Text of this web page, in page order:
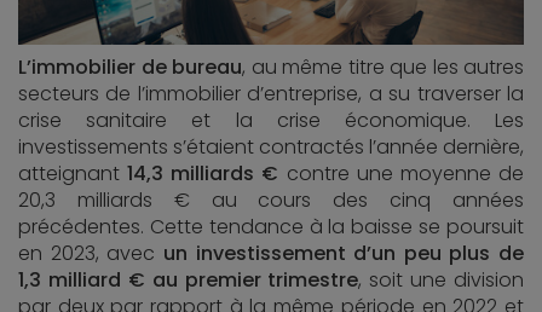
L’immobilier de bureau, au même titre que les autres
secteurs de l’immobilier d’entreprise, a su traverser la
crise sanitaire et la crise économique. Les
investissements s’étaient contractés l’année dernière,
atteignant14,3 milliards € contre une moyenne de
20,3 milliards € au cours des cinq années
précédentes. Cette tendance à la baisse se poursuit
en 2023, avec un investissement d’un peu plus de
1,3 milliard € au premier trimestre, soit une division